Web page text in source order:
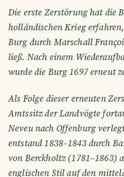
Die erste Zerstörung hat die
holländischen Krieg
Burg durch Marschall
ließ. Nach einem
wurde die Burg 1697 erneut
Als Folge dieser erneuten
Amtssitz der Landvögte
Neveu nach Offenburg
entstand 1838–1843 durch
von Berckholtz (1781–1863)
englischen Stil auf den